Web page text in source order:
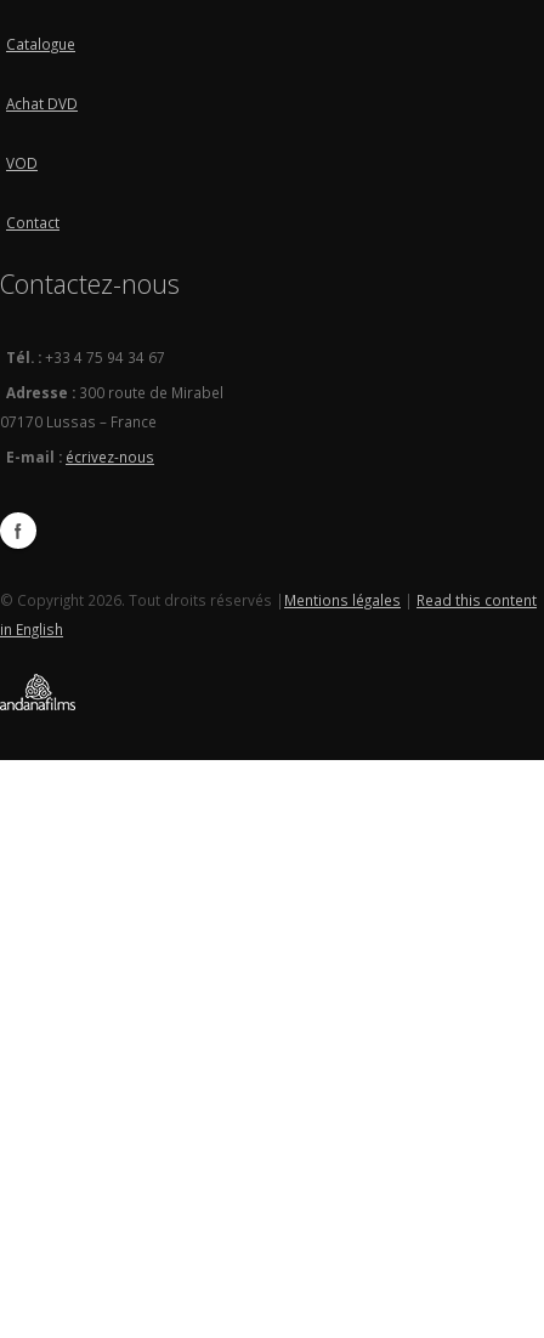
Catalogue
Achat DVD
VOD
Contact
Contactez-nous
Tél. :+33 4 75 94 34 67
Adresse : 300 route de Mirabel
07170 Lussas – France
E-mail : écrivez-nous
© Copyright 2026. Tout droits réservés | Mentions légales | Read this content
in English